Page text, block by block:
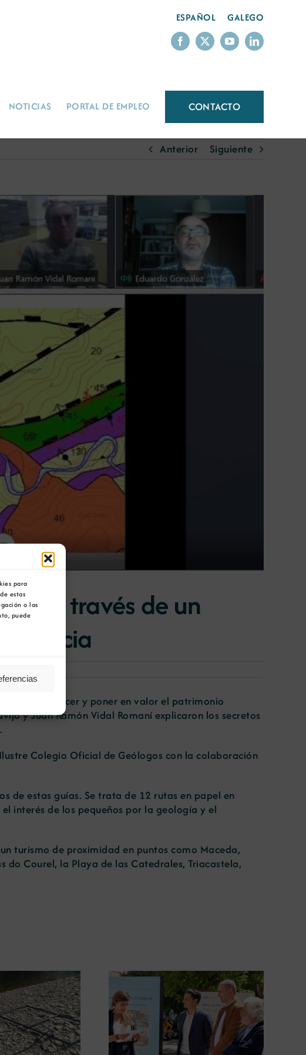
para
estas
o las
puede
ESPAÑOL GALEGO
NOTICIAS PORTAL DE EMPLEO CONTACTO
Anterior Siguiente
a través de un
Galicia
dar a conocer y poner en valor el patrimonio
y Juan Ramón Vidal Romaní explicaron los secretos
Colegio Oficial de Geólogos con la colaboración
de estas guías. Se trata de 12 rutas en papel en
interés de los pequeños por la geología y el
turismo de proximidad en puntos como Maceda,
Courel, la Playa de las Catedrales, Triacastela,
inaugura en
la exposición
La COMG lleva a Vigo la
exposición ‘Tesouros da terra’